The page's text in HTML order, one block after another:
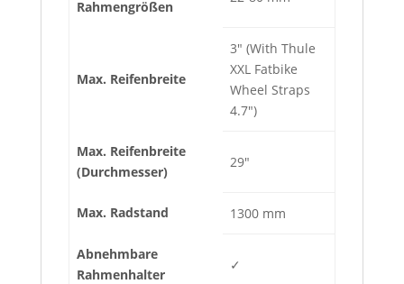
Rahmengrößen
Max. Reifenbreite
3″ (With Thule
XXL Fatbike
Wheel Straps
4.7″)
Max. Reifenbreite
(Durchmesser)
29″
Max. Radstand 1300 mm
Abnehmbare
Rahmenhalter
✓